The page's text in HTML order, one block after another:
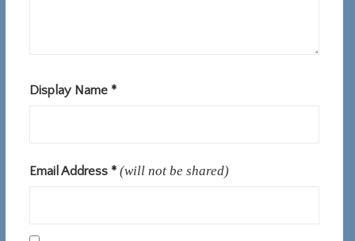
Display Name *
Email Address * (will not be shared)